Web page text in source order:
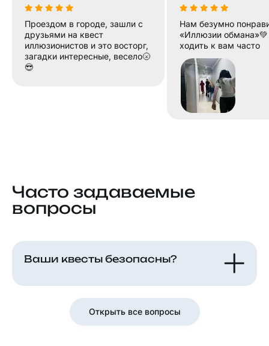
Проездом в городе, зашли с
друзьями на квест
иллюзионистов и это восторг,
загадки интересные, весело🌝
😎
Нам безумно
«Иллюзии
ходить к вам часто
Часто задаваемые
вопросы
Ваши квесты безопасны?
Открыть все вопросы